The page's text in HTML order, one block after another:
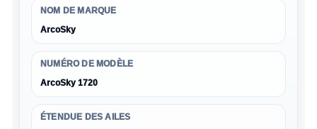
NOM DE MARQUE
ArcoSky
NUMÉRO DE MODÈLE
ArcoSky 1720
ÉTENDUE DES AILES